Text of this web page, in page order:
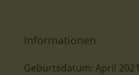
Informationen
Geburtsdatum: April 2021